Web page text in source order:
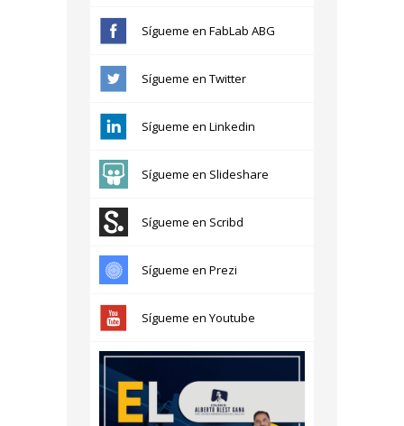
Sígueme en FabLab ABG
Sígueme en Twitter
Sígueme en Linkedin
Sígueme en Slideshare
Sígueme en Scribd
Sígueme en Prezi
Sígueme en Youtube